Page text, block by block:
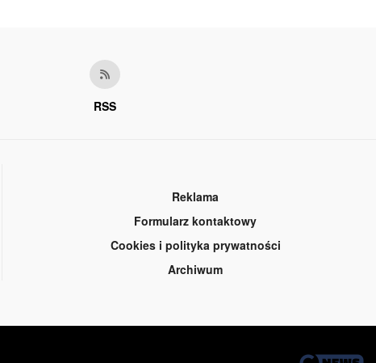
RSS
Reklama
Formularz kontaktowy
Cookies i polityka prywatności
Archiwum